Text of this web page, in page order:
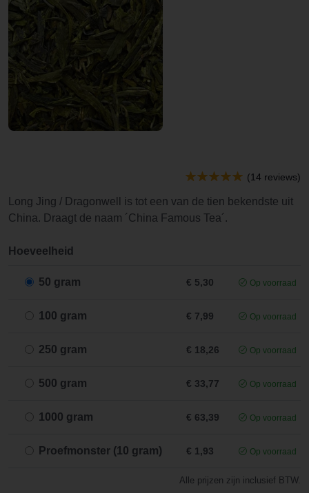
(14 reviews)
Long Jing / Dragonwell is tot een van de tien bekendste uit
China. Draagt de naam ´China Famous Tea´.
Hoeveelheid
50 gram € 5,30 Op voorraad
100 gram € 7,99 Op voorraad
250 gram € 18,26 Op voorraad
500 gram € 33,77 Op voorraad
1000 gram € 63,39 Op voorraad
Proefmonster (10 gram) € 1,93 Op voorraad
Alle prijzen zijn inclusief BTW.